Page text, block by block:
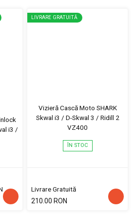
i3 /
LIVRARE GRATUITĂ
Vizieră Cască Moto SHARK
Skwal i3 / D-Skwal 3 / Ridill 2
VZ400
ÎN STOC
Livrare Gratuită
210.00 RON